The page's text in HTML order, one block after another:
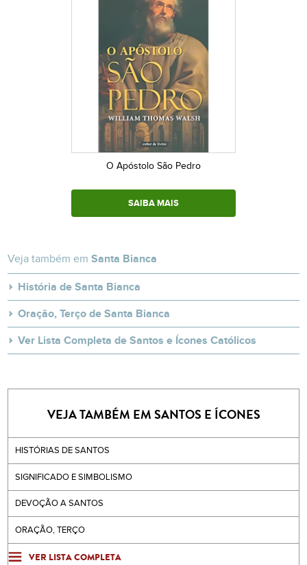
O Apóstolo São Pedro
SAIBA MAIS
Veja também emSanta Bianca
História de Santa Bianca
Oração, Terço de Santa Bianca
Ver Lista Completa de Santos e Ícones Católicos
VEJA TAMBÉM EM SANTOS E ÍCONES
HISTÓRIAS DE SANTOS
SIGNIFICADO E SIMBOLISMO
DEVOÇÃO A SANTOS
ORAÇÃO, TERÇO
VER LISTA COMPLETA